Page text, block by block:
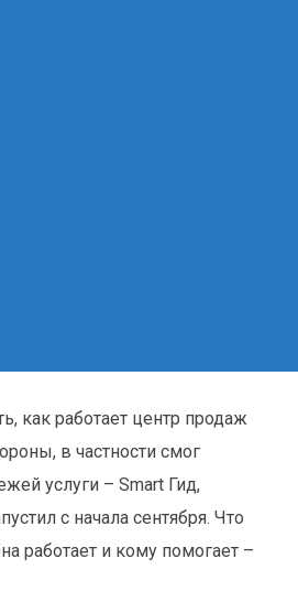
как работает центр продаж
в частности смог
услуги – Smart Гид,
с начала сентября. Что
работает и кому помогает –